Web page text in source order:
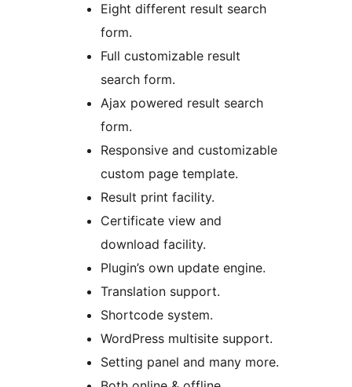
Eight different result search
form.
Full customizable result
search form.
Ajax powered result search
form.
Responsive and customizable
custom page template.
Result print facility.
Certificate view and
download facility.
Plugin’s own update engine.
Translation support.
Shortcode system.
WordPress multisite support.
Setting panel and many more.